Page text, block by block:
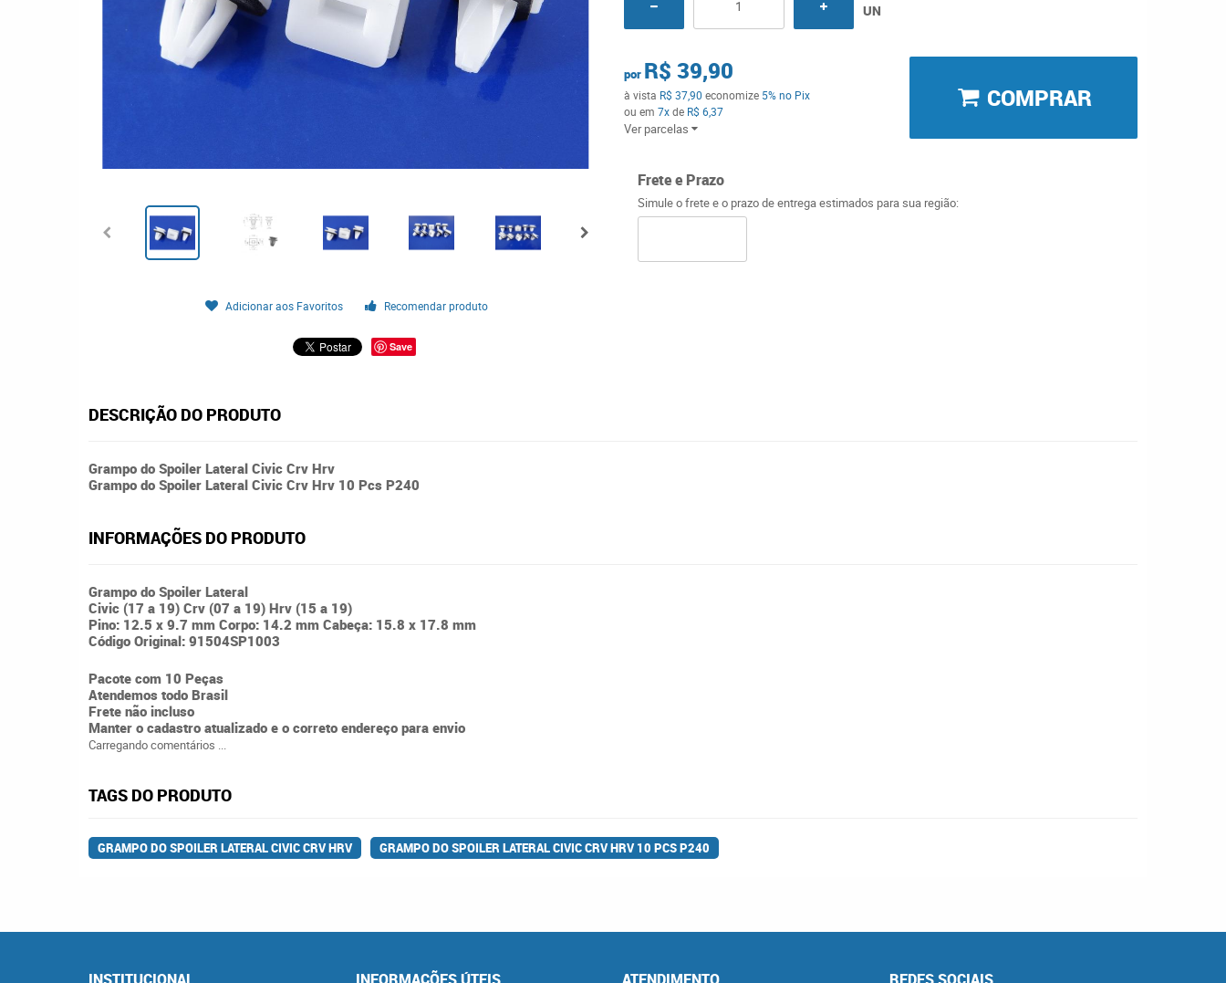
Adicionar aos Favoritos Recomendar produto
Save
UN
por R$ 39,90
à vista R$ 37,90 economize 5% no Pix
ou em 7xde R$ 6,37
Ver parcelas
COMPRAR
Frete e Prazo
Simule o frete e o prazo de entrega estimados para sua região:
DESCRIÇÃO DO PRODUTO
Grampo do Spoiler Lateral Civic Crv Hrv
Grampo do Spoiler Lateral Civic Crv Hrv 10 Pcs P240
INFORMAÇÕES DO PRODUTO
Grampo do Spoiler Lateral
Civic (17 a 19) Crv (07 a 19) Hrv (15 a 19)
Pino: 12.5 x 9.7 mm Corpo: 14.2 mm Cabeça: 15.8 x 17.8 mm
Código Original: 91504SP1003
Pacote com 10 Peças
Atendemos todo Brasil
Frete não incluso
Manter o cadastro atualizado e o correto endereço para envio
Carregando comentários ...
TAGS DO PRODUTO
GRAMPO DO SPOILER LATERAL CIVIC CRV HRV GRAMPO DO SPOILER LATERAL CIVIC CRV HRV 10 PCS P240